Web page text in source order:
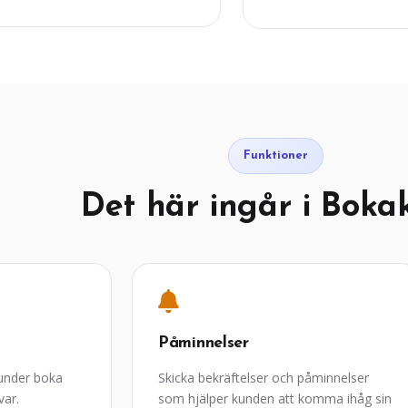
Funktioner
Det här ingår i
boka
Påminnelser
Skicka bekräftelser och påminnelser
som hjälper kunden att komma ihåg sin